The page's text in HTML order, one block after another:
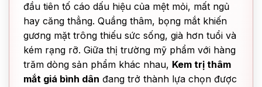
đầu tiên tố cáo dấu hiệu của mệt mỏi, mất ngủ
hay căng thẳng. Quầng thâm, bọng mắt khiến
gương mặt trông thiếu sức sống, già hơn tuổi và
kém rạng rỡ. Giữa thị trường mỹ phẩm với hàng
trăm dòng sản phẩm khác nhau, Kem trị thâm
mắt giá bình dân đang trở thành lựa chọn được